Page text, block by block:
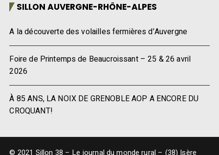
SILLON AUVERGNE-RHÔNE-ALPES
A la découverte des volailles fermières d’Auvergne
Foire de Printemps de Beaucroissant – 25 & 26 avril
2026
À 85 ANS, LA NOIX DE GRENOBLE AOP A ENCORE DU
CROQUANT!
© 2021 Sillon 38 – Le journal du monde rural – (38) Isère